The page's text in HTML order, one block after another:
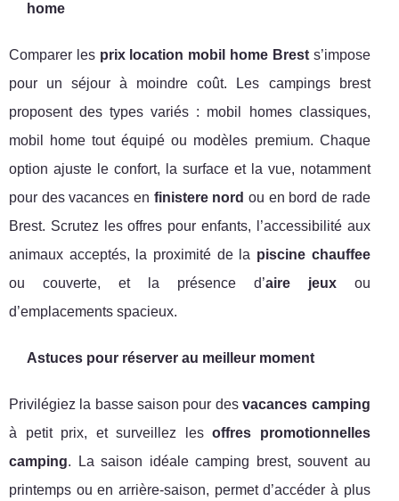
home
Comparer les prix location mobil home Brests’impose
pour un séjour à moindre coût. Les campings brest
proposent des types variés : mobil homes classiques,
mobil home tout équipé ou modèles premium. Chaque
option ajuste le confort, la surface et la vue, notamment
pour des vacances en finistere nord ou en bord de rade
Brest. Scrutez les offres pour enfants, l’accessibilité aux
animaux acceptés, la proximité de la piscine chauffee
ou couverte, et la présence d’aire jeuxou
d’emplacements spacieux.
Astuces pour réserver au meilleur moment
Privilégiez la basse saison pour desvacances camping
à petit prix, et surveillez lesoffres promotionnelles
camping. La saison idéale camping brest, souvent au
printemps ou en arrière-saison, permet d’accéder à plus